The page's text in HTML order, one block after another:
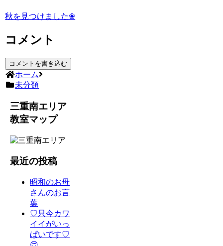
秋を見つけました❀
コメント
コメントを書き込む
ホーム
未分類
三重南エリア
教室マップ
最近の投稿
昭和のお母
さんのお言
葉
♡只今カワ
イイがいっ
ぱいです♡